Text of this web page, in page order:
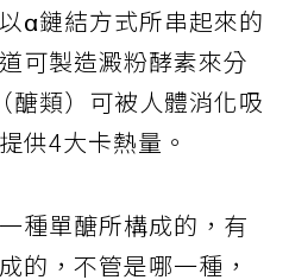
α鏈結方式所串起來的
可製造澱粉酵素來分
醣類）可被人體消化吸
供4大卡熱量。
種單醣所構成的，有
的，不管是哪一種，